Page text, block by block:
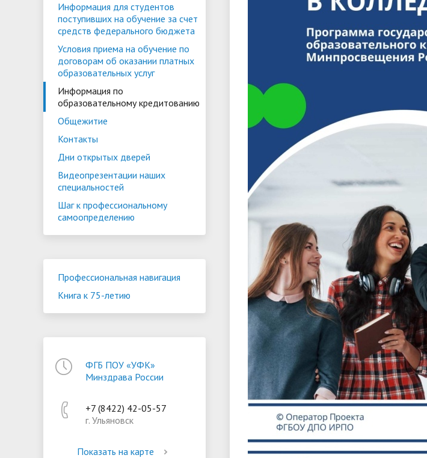
Информация для студентов
поступивших на обучение за счет
средств федерального бюджета
Условия приема на обучение по
договорам об оказании платных
образовательных услуг
Информация по
образовательному кредитованию
Общежитие
Контакты
Дни открытых дверей
Видеопрезентации наших
специальностей
Шаг к профессиональному
самоопределению
Профессиональная навигация
Книга к 75-летию
ФГБ ПОУ «УФК»
Минздрава России
+7 (8422) 42-05-57
г. Ульяновск
Показать на карте